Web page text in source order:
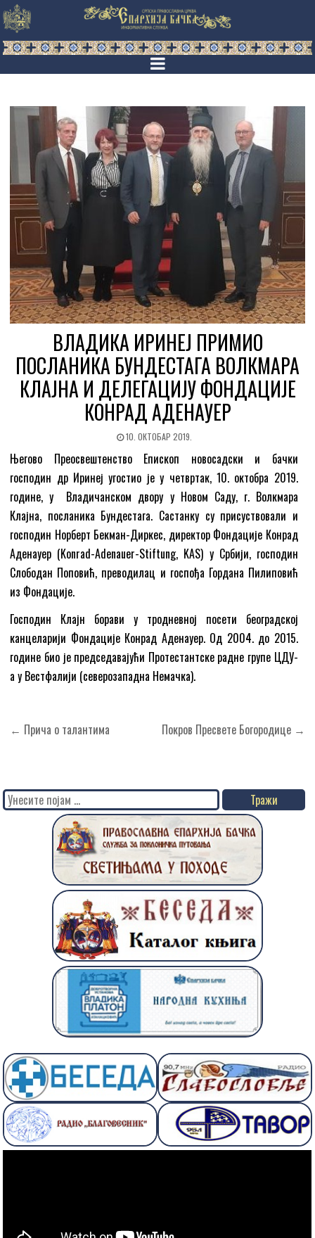
ВЛАДИКА ИРИНЕЈ ПРИМИО
ПОСЛАНИКА БУНДЕСТАГА ВОЛКМАРА
КЛАЈНА И ДЕЛЕГАЦИЈУ ФОНДАЦИЈЕ
КОНРАД АДЕНАУЕР
10. ОКТОБАР 2019.
Његово Преосвештенство Епископ новосадски и бачки
господин др Иринеј угостио је у четвртак, 10. октобра 2019.
године, у Владичанском двору у Новом Саду, г. Волкмара
Клајна, посланика Бундестага. Састанку су присуствовали и
господин Норберт Бекман-Диркес, директор Фондације Конрад
Аденауер (Konrad-Adenauer-Stiftung, KAS) у Србији, господин
Слободан Поповић, преводилац и госпођа Гордана Пилиповић
из Фондације.
Господин Клајн борави у тродневној посети београдској
канцеларији Фондације Конрад Аденауер. Од 2004. до 2015.
године био је председавајући Протестантске радне групе ЦДУ-
а у Вестфалији (северозападна Немачка).
Кретање
← Прича о талантима Покров Пресвете Богородице →
Search
for: